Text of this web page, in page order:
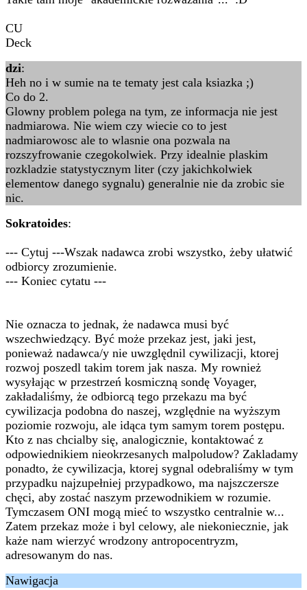
CU
Deck
dzi:
Heh no i w sumie na te tematy jest cala ksiazka ;)
Co do 2.
Glowny problem polega na tym, ze informacja nie jest
nadmiarowa. Nie wiem czy wiecie co to jest
nadmiarowosc ale to wlasnie ona pozwala na
rozszyfrowanie czegokolwiek. Przy idealnie plaskim
rozkladzie statystycznym liter (czy jakichkolwiek
elementow danego sygnalu) generalnie nie da zrobic sie
nic.
Sokratoides:
--- Cytuj ---Wszak nadawca zrobi wszystko, żeby ułatwić
odbiorcy zrozumienie.
--- Koniec cytatu ---
Nie oznacza to jednak, że nadawca musi być
wszechwiedzący. Być może przekaz jest, jaki jest,
ponieważ nadawca/y nie uwzględnil cywilizacji, ktorej
rozwoj poszedl takim torem jak nasza. My rownież
wysyłając w przestrzeń kosmiczną sondę Voyager,
zakładaliśmy, że odbiorcą tego przekazu ma być
cywilizacja podobna do naszej, względnie na wyższym
poziomie rozwoju, ale idąca tym samym torem postępu.
Kto z nas chcialby się, analogicznie, kontaktować z
odpowiednikiem nieokrzesanych malpoludow? Zakladamy
ponadto, że cywilizacja, ktorej sygnal odebraliśmy w tym
przypadku najzupełniej przypadkowo, ma najszczersze
chęci, aby zostać naszym przewodnikiem w rozumie.
Tymczasem ONI mogą mieć to wszystko centralnie w...
Zatem przekaz może i byl celowy, ale niekoniecznie, jak
każe nam wierzyć wrodzony antropocentryzm,
adresowanym do nas.
Nawigacja